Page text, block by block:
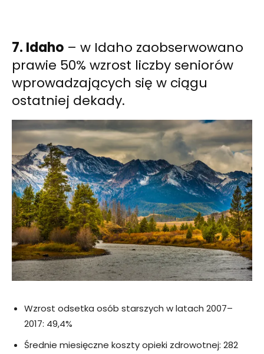
7. Idaho – w Idaho zaobserwowano
prawie 50% wzrost liczby seniorów
wprowadzających się w ciągu
ostatniej dekady.
Wzrost odsetka osób starszych w latach 2007–
2017: 49,4%
Średnie miesięczne koszty opieki zdrowotnej: 282